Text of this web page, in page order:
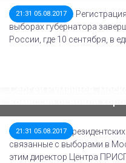
21:31 05.08.2017
ТАСС, 5 августа.
выборах губернатора
России, где 10 сентября, в
21:31 05.08.2017
За полгода до
связанные с выборами в
этим директор Центра